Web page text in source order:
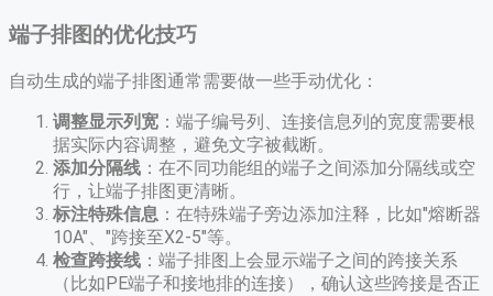
端子排图的优化技巧
自动生成的端子排图通常需要做一些手动优化：
调整显示列宽 ：端子编号列、连接信息列的宽度需要根
据实际内容调整，避免文字被截断。
添加分隔线 ：在不同功能组的端子之间添加分隔线或空
行，让端子排图更清晰。
标注特殊信息 ：在特殊端子旁边添加注释，比如"熔断器
10A"、"跨接至X2-5"等。
检查跨接线 ：端子排图上会显示端子之间的跨接关系
（比如PE端子和接地排的连接），确认这些跨接是否正